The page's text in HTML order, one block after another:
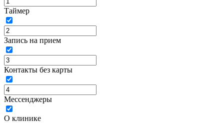
Таймер
Запись на прием
Контакты без карты
Мессенджеры
О клинике